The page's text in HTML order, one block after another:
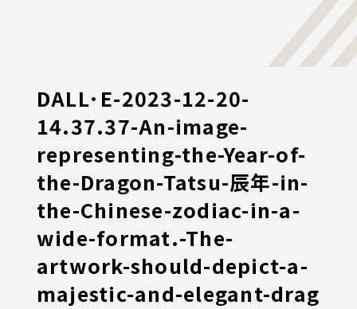
DALL·E-2023-12-20-
14.37.37-An-image-
representing-the-Year-of-
the-Dragon-Tatsu-辰年-in-
the-Chinese-zodiac-in-a-
wide-format.-The-
artwork-should-depict-a-
majestic-and-elegant-drag